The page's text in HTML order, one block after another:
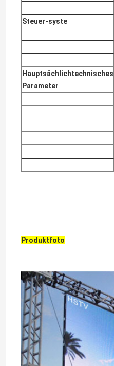
Steuer-syste
Hauptsächlichtechnisches
Parameter
Produktfoto